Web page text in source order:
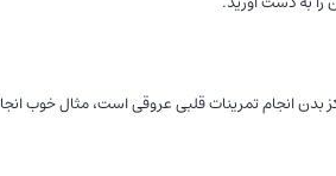
انجام تمرینات قلبی عروقی است، مثال خوب